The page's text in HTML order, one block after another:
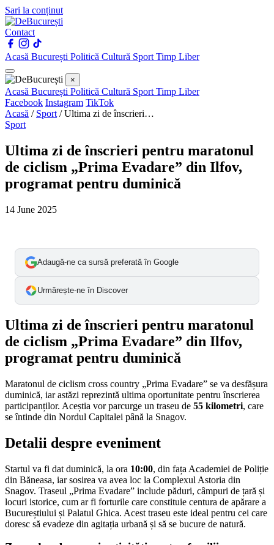
Sari la conținut
Contact
Acasă București Politică Cultură Sport Timp Liber
×
Acasă București Politică Cultură Sport Timp Liber
Facebook Instagram TikTok
Acasă / Sport /Ultima zi de înscrieri…
Sport
Ultima zi de înscrieri pentru maratonul
de ciclism „Prima Evadare” din Ilfov,
programat pentru duminică
14 June 2025
Adaugă-ne ca sursă preferată în Google
Urmărește-ne în Discover
Ultima zi de înscrieri pentru maratonul
de ciclism „Prima Evadare” din Ilfov,
programat pentru duminică
Maratonul de ciclism cross country „Prima Evadare” se va desfășura
duminică, iar astăzi reprezintă ultima oportunitate pentru înscrierea
participanților. Aceștia vor parcurge un traseu de 55 kilometri, care
se întinde din Nordul Capitalei până la Snagov.
Detalii despre eveniment
Startul va fi dat duminică, la ora 10:00, din fața Academiei de Poliție
din Băneasa, iar sosirea va avea loc la Complexul Astoria din
Snagov. Traseul „Prima Evadare” include păduri, câmpuri de țară și
locuri istorice, cum ar fi forturile care constituie centura de apărare a
Bucureștiului și Palatul Ghica. Acest traseu este ideal pentru cei care
doresc să evadeze din agitația urbană și să se bucure de natură.